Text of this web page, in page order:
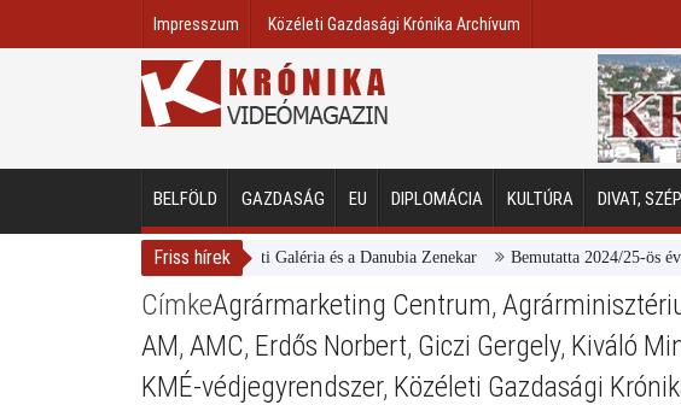
Impresszum Közéleti Gazdasági Krónika Archívum
BELFÖLD GAZDASÁG EU DIPLOMÁCIA KULTÚRA DIVAT,
Friss hírek
Magyar Nemzeti Galéria és a Danubia Zenekar Bemutatta 2024/25-ös évadát a
CímkeAgrármarketing Centrum,
AM, AMC, Erdős Norbert, Giczi Gergely, Kiváló
KMÉ-védjegyrendszer, Közéleti Gazdasági